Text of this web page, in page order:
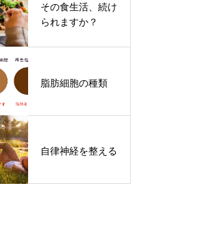
その食生活、続け
られますか？
脂肪細胞の種類
自律神経を整える